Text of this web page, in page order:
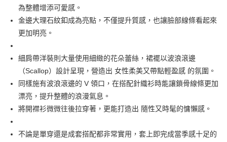
【關於「AFTEE先享後付」】
AFTEE先享後付是「在收到商品之後才付款」的支付方式。 讓您購物簡單
便利好安心！
１．簡單：不需註冊會員、不需綁卡、不需儲值。
【「AFTEE先享後付」結帳流程】
１．於結帳方式選擇「AFTEE先享後付」後，將跳轉至「AFTEE先享後付」
結帳頁面，進行簡訊認證並確認金額後，即可完成結帳。
２．訂單成立數日內，您將收到繳費通知簡訊。
３．收到繳費通知簡訊後14天內，點擊此簡訊中的連結，可透過四大超商／
ATM／網路銀行／等多元方式進行付款，方視為交易完成。
※ 請注意：結帳手續完成當下不需立刻繳費，但若您需要取消訂單，請聯絡
購買商品的店家。未經商家同意取消之訂單仍視為有效，需透過AFTEE先享
ATM付款
運送方式
全家取貨付款
免運費
付款後全家取貨
免運費
免運費
為整體增添可愛感。
金邊大理石紋釦成為亮點，不僅提升質感，也讓臉部線條看起來
更加明亮。
細肩帶洋裝則大量使用細緻的花朵蕾絲，裙襬以波浪滾邊
（Scallop）設計呈現，營造出 女性柔美又帶點輕盈感 的氛圍。
同樣施有波浪滾邊的 V 領口，在搭配針織衫時能讓鎖骨線條更加
漂亮，提升整體的浪漫氣息。
將開襟衫微微往後拉穿著，更能打造出 隨性又時髦的慵懶感。
不論是單穿還是成套搭配都非常實用，套上即完成當季感十足的